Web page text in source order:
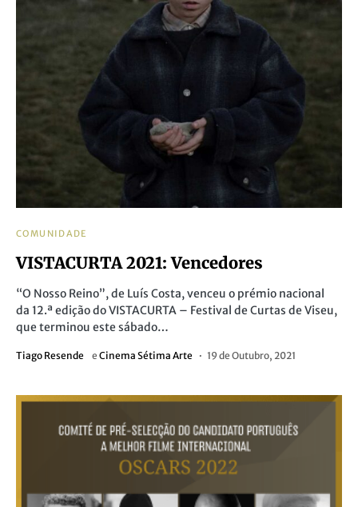
COMUNIDADE
VISTACURTA 2021: Vencedores
“O Nosso Reino”, de Luís Costa, venceu o prémio nacional
da 12.ª edição do VISTACURTA – Festival de Curtas de Viseu,
que terminou este sábado…
Tiago Resende e Cinema Sétima Arte 19 de Outubro, 2021